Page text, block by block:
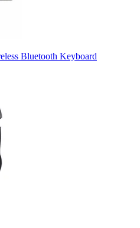
Bluetooth Keyboard